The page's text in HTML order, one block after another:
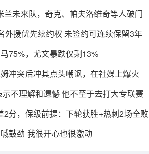
未来队，奇克、帕夫洛维奇等人破门
外援优先续约权 未签约可连续保留3年
75%，尤文暴跌仅剩13%
冲突后冲其点头嘲讽，在社媒上爆火
不理解和遗憾 他不至于去打大专联赛
2分，保级前提：下轮获胜+热刺2场全败
鼓劲 我很开心也很激动